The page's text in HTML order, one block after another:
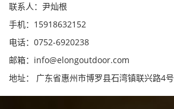
联系人：尹灿根
手机：15918632152
电话：0752-6920238
邮箱： info@elongoutdoor.com
地址： 广东省惠州市博罗县石湾镇联兴路4号